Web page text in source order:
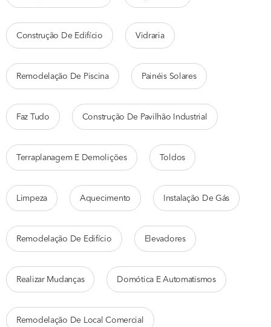
Construção De Edifício Vidraria
Remodelação De Piscina Painéis Solares
Faz Tudo Construção De Pavilhão Industrial
Terraplanagem E Demolições Toldos
Limpeza Aquecimento Instalação De Gás
Remodelação De Edifício Elevadores
Realizar Mudanças Domótica E Automatismos
Remodelação De Local Comercial